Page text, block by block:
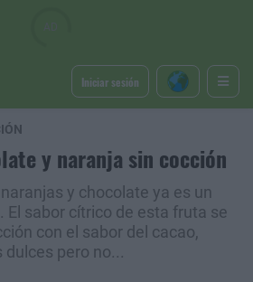
Iniciar sesión
y naranja sin cocción
y chocolate ya es un
El sabor cítrico de esta fruta se
con el sabor del cacao,
pero no...